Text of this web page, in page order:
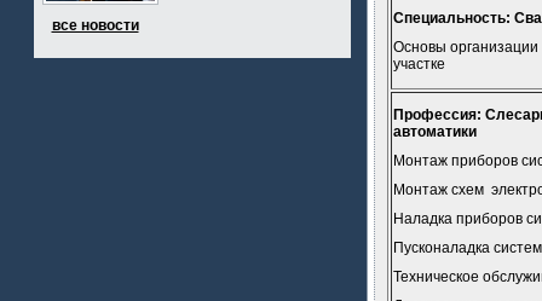
все новости
Специальность:
Основы
участке
Профессия:
автоматики
Монтаж приборов
Монтаж схем
Наладка приборов
Пусконаладка
Техническое